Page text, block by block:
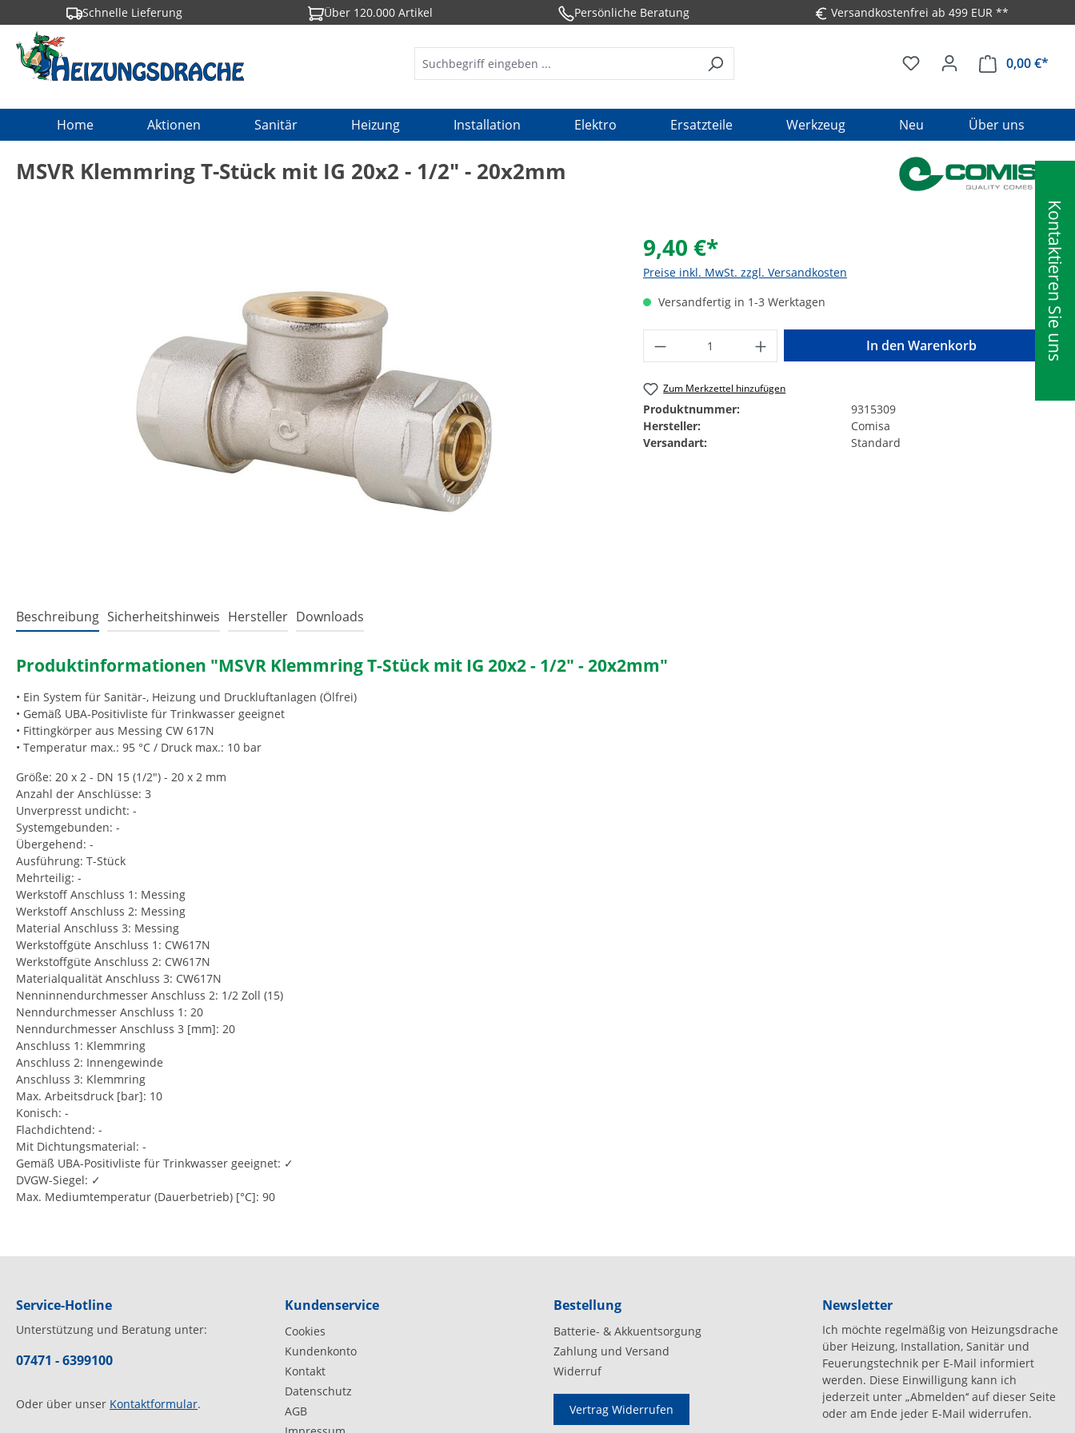
Zur Hauptnavigation springen
Schnelle Lieferung Über 120.000 Artikel Persönliche Beratung Versandkostenfrei ab 499 EUR **
0,00 €*
Home Aktionen Sanitär Heizung Installation Elektro Ersatzteile Werkzeug Neu Über uns
Kontaktieren Sie uns
MSVR Klemmring T-Stück mit IG 20x2 - 1/2" - 20x2mm
9,40 €*
Preise inkl. MwSt. zzgl. Versandkosten
Versandfertig in 1-3 Werktagen
Produkt Anzahl: Gib den gewünschten Wert
In den Warenkorb
Zum Merkzettel hinzufügen
Produktnummer:
9315309
Hersteller:
Comisa
Versandart:
Standard
Beschreibung Sicherheitshinweis Hersteller Downloads
Produktinformationen "MSVR Klemmring T-Stück mit IG 20x2 - 1/2" - 20x2mm"
• Ein System für Sanitär-, Heizung und Druckluftanlagen (Ölfrei)
• Gemäß UBA-Positivliste für Trinkwasser geeignet
• Fittingkörper aus Messing CW 617N
• Temperatur max.: 95 °C / Druck max.: 10 bar
Größe: 20 x 2 - DN 15 (1/2") - 20 x 2 mm
Anzahl der Anschlüsse: 3
Unverpresst undicht: -
Systemgebunden: -
Übergehend: -
Ausführung: T-Stück
Mehrteilig: -
Werkstoff Anschluss 1: Messing
Werkstoff Anschluss 2: Messing
Material Anschluss 3: Messing
Werkstoffgüte Anschluss 1: CW617N
Werkstoffgüte Anschluss 2: CW617N
Materialqualität Anschluss 3: CW617N
Nenninnendurchmesser Anschluss 2: 1/2 Zoll (15)
Nenndurchmesser Anschluss 1: 20
Nenndurchmesser Anschluss 3 [mm]: 20
Anschluss 1: Klemmring
Anschluss 2: Innengewinde
Anschluss 3: Klemmring
Max. Arbeitsdruck [bar]: 10
Konisch: -
Flachdichtend: -
Mit Dichtungsmaterial: -
Gemäß UBA-Positivliste für Trinkwasser geeignet: ✓
DVGW-Siegel: ✓
Max. Mediumtemperatur (Dauerbetrieb) [°C]: 90
Service-Hotline
Unterstützung und Beratung unter:
07471 - 6399100
Oder über unser Kontaktformular.
Kundenservice
Cookies
Kundenkonto
Kontakt
Datenschutz
AGB
Bestellung
Batterie- & Akkuentsorgung
Zahlung und Versand
Widerruf
Vertrag Widerrufen
Newsletter
Ich möchte regelmäßig von Heizungsdrache
über Heizung, Installation, Sanitär und
Feuerungstechnik per E-Mail informiert
werden. Diese Einwilligung kann ich
jederzeit unter „Abmelden‘‘ auf dieser Seite
oder am Ende jeder E-Mail widerrufen.